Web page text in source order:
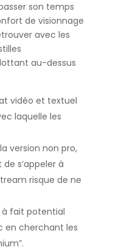
son temps
de visionnage
avec les
au-dessus
vidéo et textuel
laquelle les
version non pro,
s’appeler à
risque de ne
à fait potential
en cherchant les